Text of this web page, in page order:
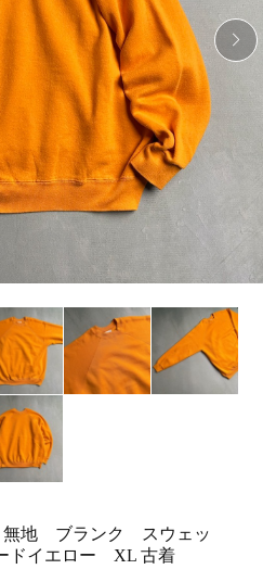
無地 ブランク スウェッ
ドイエロー XL 古着